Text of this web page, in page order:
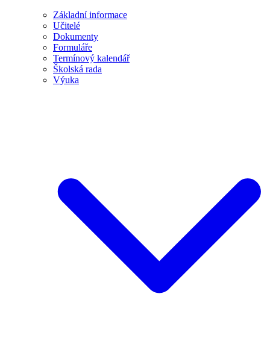
Základní informace
Učitelé
Dokumenty
Formuláře
Termínový kalendář
Školská rada
Výuka